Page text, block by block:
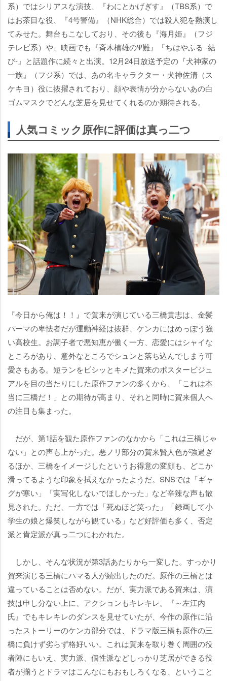
系）ではシリアスな演技、『わにとかげぎす』（TBS系）で
はお茶目な役、『4号警備』（NHK総合）では殺人犯を熱演し
てみせた。舞台もこなしており、その後も『海月姫』（フジ
テレビ系）や、映画でも『斉木楠雄のΨ難』『ちはやふる -結
び-』と話題作に続々と出演。12月24日放送予定の『犬神家の
一族』（フジ系）では、あの名キャラクター・犬神佐清（ス
ケキヨ）役に抜擢されており、顔や表情が分からないあの白
ゴムマスクでどんな芝居を見せてくれるのか期待される。
人気コミック原作に評価は真っ二つ
『今日から俺は！！』で賀来が演じている三橋貴志は、金髪
パーマの卑怯者だが運動神経は抜群、ケンカにはめっぽう強
い高校生。お調子者で悪知恵が働く一方、恋愛にはシャイな
ところがあり、意外なところでシュンと落ち込んでしまう可
愛さもある。短ランをビシッとキメた賀来のポスタービジュ
アルを目の当たりにした原作ファンの多くから、「これは本
当に三橋だ！」との期待が高まり、それと同時に賀来個人へ
の注目も集まった。
だが、第1話を観た原作ファンのなかから「これは三橋じゃ
ない」との声も上がった。悪ノリ部分の賀来賢人色が強過ぎ
るほか、三橋をイメージしたというお得意の変顔も、どこか
滑ってるような印象を拭えなかったようだ。SNSでは「ギャ
グが寒い」「実写化しないでほしかった」など辛辣な声も散
見された。ただ、一方では「死ぬほど笑った」「録画して小
学生の娘と爆笑しながら観ている」など好評価も多く、否定
派と肯定派が真っ二つにわかれた。
しかし、そんな状況が第3話あたりから一変した。すっかり
賀来演じる三橋にハマる人が続出したのだ。原作の三橋とは
違っていることは否めない。だが、実力派である賀来は、演
技は申し分ない上に、アクションもキレキレ。『～左江内
氏』でもキレキレのダンスを見せていたが、今作の原作に沿
ったストーリーのケンカ部分では、ドラマ版三橋も原作の三
橋に負けず劣らず格好いい。これは賀来を取り巻く周囲の役
者陣にもいえ、実力派、個性派などしっかり芝居ができる役
者が揃うとドラマはこんなにもおもしろくなる、ということ